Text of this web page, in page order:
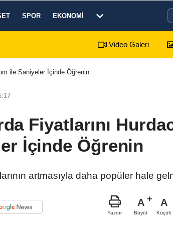
SPOR EKONOMI
Dinar'da beş gün sürecek festival
Video Galeri
ile Saniyeler İçinde Öğrenin
Fiyatlarını
İçinde Öğrenin
artmasıyla daha popüler hale
Yazdır
A
Büyüt
A
Küçült